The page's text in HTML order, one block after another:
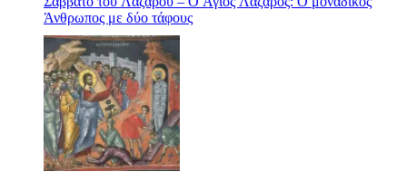
Άνθρωπος με δύο τάφους